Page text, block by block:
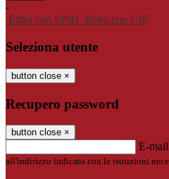
-
Entra con SPID Entra con CIE
Seleziona utente
button close ×
Recupero password
button close ×
E-mail
all'indirizzo indicato con le istruzioni